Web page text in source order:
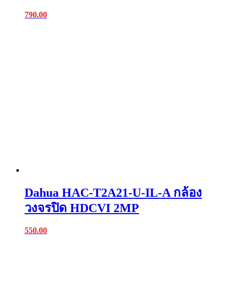
790.00
Dahua HAC-T2A21-U-IL-A กล้อง
วงจรปิด HDCVI 2MP
550.00